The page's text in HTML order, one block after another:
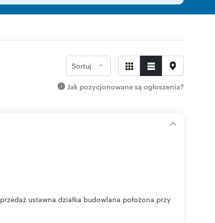
Sortuj
Jak pozycjonowane są ogłoszenia?
ustawna działka budowlana położona przy